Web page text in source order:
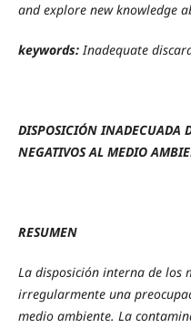
and explore new knowledge
keywords:Inadequate
DISPOSICIÓN INADECUADA
NEGATIVOS AL MEDIO
RESUMEN
La disposición interna de los
irregularmente una
medio ambiente. La